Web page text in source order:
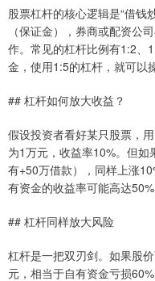
股票杠杆的核心逻辑是“借钱
（保证金），券商或配资公
作。常见的杠杆比例有1:2、
金，使用1:5的杠杆，就可以
## 杠杆如何放大收益？
假设投资者看好某只股票，
为1万元，收益率10%。但
有+50万借款），同样上涨
有资金的收益率可能高达50%
## 杠杆同样放大风险
杠杆是一把双刃剑。如果股
元，相当于自有资金亏损